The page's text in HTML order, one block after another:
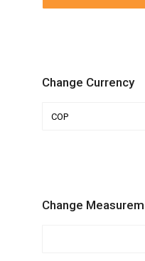
Change Currency
COP
Change